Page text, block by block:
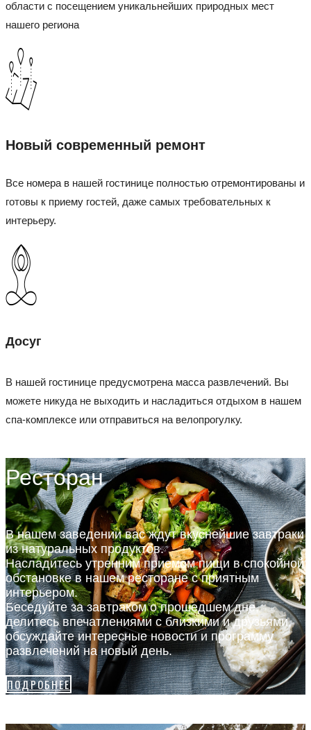
области с посещением уникальнейших природных мест
нашего региона
Новый современный ремонт
Все номера в нашей гостинице полностью отремонтированы и
готовы к приему гостей, даже самых требовательных к
интерьеру.
Досуг
В нашей гостинице предусмотрена масса развлечений. Вы
можете никуда не выходить и насладиться отдыхом в нашем
спа-комплексе или отправиться на велопрогулку.
Ресторан
В нашем заведении вас ждут вкуснейшие завтраки
из натуральных продуктов.
Насладитесь утренним приемом пищи в спокойной
обстановке в нашем ресторане с приятным
интерьером.
Беседуйте за завтраком о прошедшем дне,
делитесь впечатлениями с близкими и друзьями,
обсуждайте интересные новости и программу
развлечений на новый день.
ПОДРОБНЕЕ